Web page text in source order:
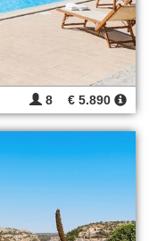
8 € 5.890